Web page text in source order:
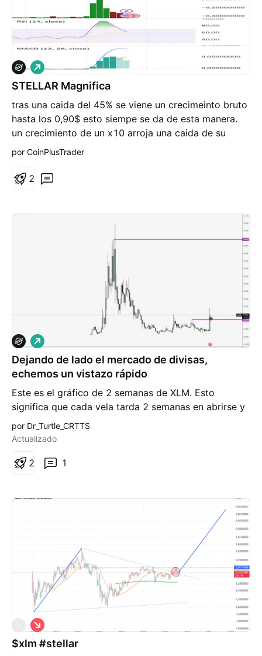
STELLAR Magnifica
tras una caida del 45% se viene un crecimeinto bruto
hasta los 0,90$ esto siempe se da de esta manera.
un crecimiento de un x10 arroja una caida de su
propio 50% mi opinion y conocimiento, (Tras la
de inversión. Las grandes compañias actuan de esta
subir mas^ eso demuestra que no deberías estar en
L
a
r
o
por CoinPlusTrader
2
Dejando de lado el mercado de divisas,
echemos un vistazo rápido
Este es el gráfico de 2 semanas de XLM. Esto
significa que cada vela tarda 2 semanas en abrirse y
cerrarse. He estado comprando XLM durante todo
este año en torno a 0,0750-0,09. Puedes consultar
Esas posiciones están generando ganancias ahora,
entre $7 y $32. A $7,00, planeo tomar la mitad de
mis ganancias y dejar que el resto llegue a $32. Una
cosa que aprendí en el mundo de las criptomonedas
es que todo vale. Todo en este mundo parece una
locura hasta que se despliegan las velas, y entonces
todo cobra sentido.
L
a
r
o
por Dr_Turtle_CRTTS
Actualizado
1
2
$xlm #stellar
C
o
r